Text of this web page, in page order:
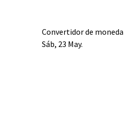
Convertidor de moneda
Sáb, 23 May.